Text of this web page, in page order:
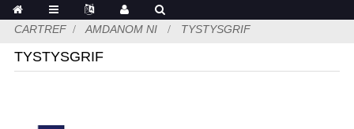
CARTREF AMDANOM NI TYSTYSGRIF
TYSTYSGRIF